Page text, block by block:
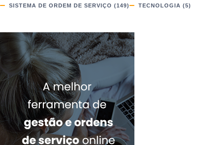
SISTEMA DE ORDEM DE SERVIÇO (149) TECNOLOGIA (5)